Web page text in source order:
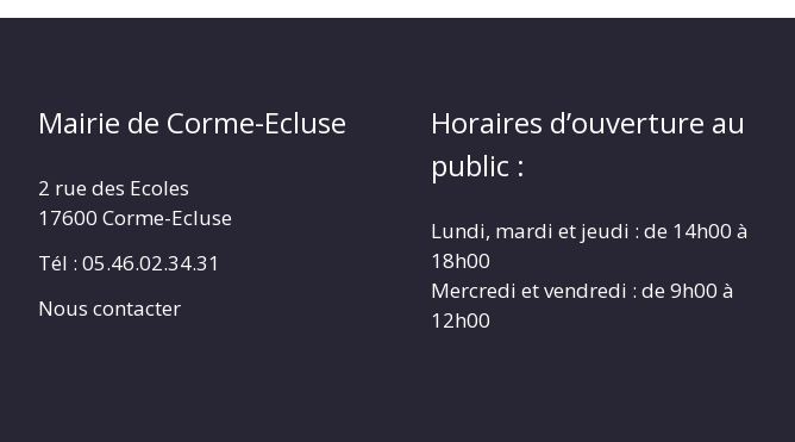
Mairie de Corme-Ecluse
2 rue des Ecoles
17600 Corme-Ecluse
Tél : 05.46.02.34.31
Nous contacter
Horaires d’ouverture au
public :
Lundi, mardi et jeudi : de 14h00 à
18h00
Mercredi et vendredi : de 9h00 à
12h00